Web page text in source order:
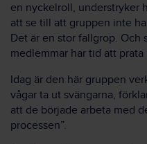
en nyckelroll, understryker
att se till att gruppen inte
Det är en stor fallgrop. Och
medlemmar har tid att prata
Idag är den här gruppen
vågar ta ut svängarna,
att de började arbeta med
processen”.